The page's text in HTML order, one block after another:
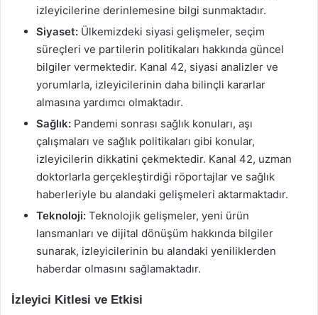
izleyicilerine derinlemesine bilgi sunmaktadır.
Siyaset: Ülkemizdeki siyasi gelişmeler, seçim
süreçleri ve partilerin politikaları hakkında güncel
bilgiler vermektedir. Kanal 42, siyasi analizler ve
yorumlarla, izleyicilerinin daha bilinçli kararlar
almasına yardımcı olmaktadır.
Sağlık: Pandemi sonrası sağlık konuları, aşı
çalışmaları ve sağlık politikaları gibi konular,
izleyicilerin dikkatini çekmektedir. Kanal 42, uzman
doktorlarla gerçekleştirdiği röportajlar ve sağlık
haberleriyle bu alandaki gelişmeleri aktarmaktadır.
Teknoloji: Teknolojik gelişmeler, yeni ürün
lansmanları ve dijital dönüşüm hakkında bilgiler
sunarak, izleyicilerinin bu alandaki yeniliklerden
haberdar olmasını sağlamaktadır.
İzleyici Kitlesi ve Etkisi